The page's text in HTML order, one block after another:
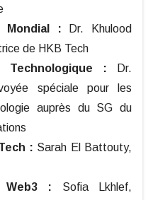
Mondial : Dr. Khulood
de HKB Tech
Technologique : Dr.
spéciale pour les
auprès du SG du
: Sarah El Battouty,
Web3 : Sofia Lkhlef,